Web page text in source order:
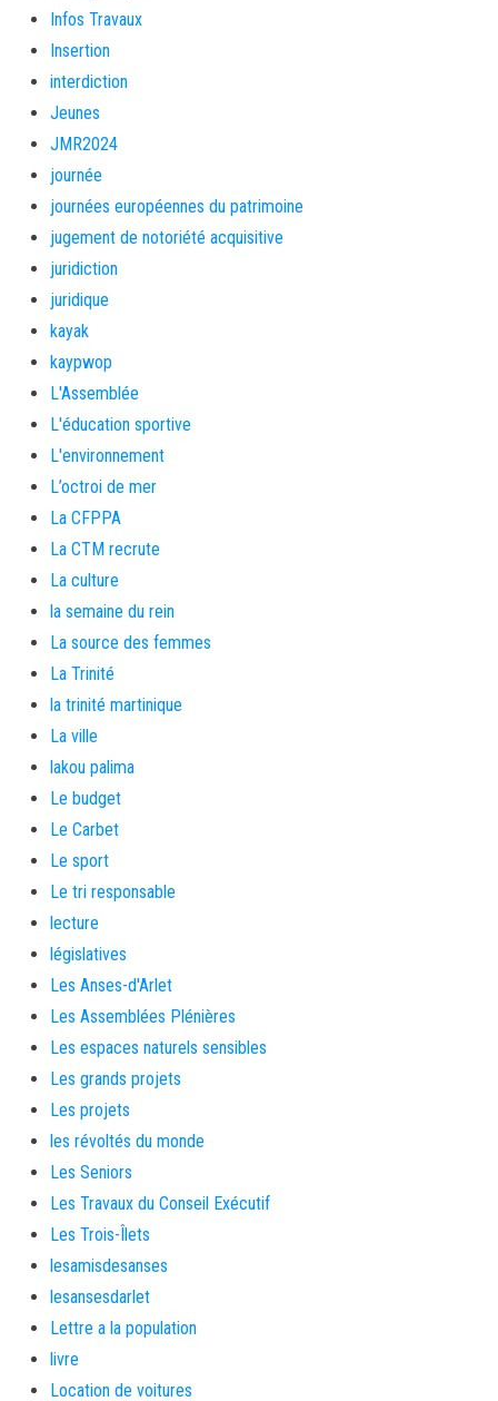
Infos Travaux
Insertion
interdiction
Jeunes
JMR2024
journée
journées européennes du patrimoine
jugement de notoriété acquisitive
juridiction
juridique
kayak
kaypwop
L'Assemblée
L'éducation sportive
L'environnement
L’octroi de mer
La CFPPA
La CTM recrute
La culture
la semaine du rein
La source des femmes
La Trinité
la trinité martinique
La ville
lakou palima
Le budget
Le Carbet
Le sport
Le tri responsable
lecture
législatives
Les Anses-d'Arlet
Les Assemblées Plénières
Les espaces naturels sensibles
Les grands projets
Les projets
les révoltés du monde
Les Seniors
Les Travaux du Conseil Exécutif
Les Trois-Îlets
lesamisdesanses
lesansesdarlet
Lettre a la population
livre
Location de voitures